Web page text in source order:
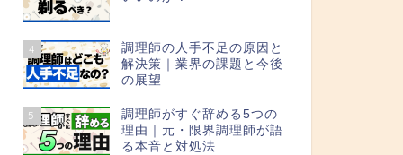
4
調理師の人手不足の原因と
解決策｜業界の課題と今後
の展望
5
調理師がすぐ辞める5つの
理由｜元・限界調理師が語
る本音と対処法